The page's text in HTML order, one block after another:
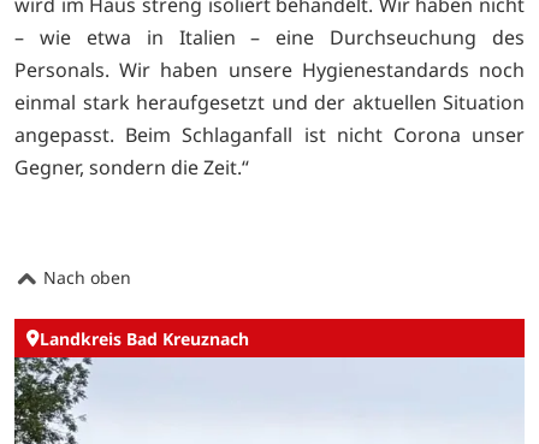
– wie etwa in Italien – eine Durchseuchung des
Personals. Wir haben unsere Hygienestandards noch
einmal stark heraufgesetzt und der aktuellen Situation
angepasst. Beim Schlaganfall ist nicht Corona unser
Gegner, sondern die Zeit.“
Nach oben
Landkreis Bad Kreuznach